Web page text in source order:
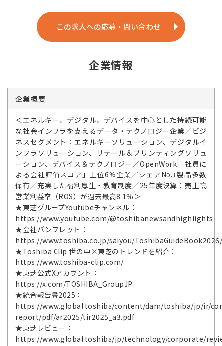
この求人への応募・問い合わせ
企業情報
企業概要
＜エネルギー、デジタル、デバイスを中心とした持続可能
な社会インフラを支えるデータ・テクノロジー企業／ビジ
ネスセグメント：エネルギーソリューション、デジタルイ
ンフラソリューション、リテール＆プリンティングソリュ
ーション、デバイス＆テクノロジー／OpenWork「社員に
よる会社評価スコア」上位6%企業／シェアNo.1製品多数
保有／充実した福利厚生・教育制度／25年度決算：売上高
営業利益率（ROS）が過去最高8.1%＞
★東芝グループYoutubeチャンネル：
https://www.youtube.com/@toshibanewsandhighlights
★会社パンフレット：
https://www.toshiba.co.jp/saiyou/
★Toshiba Clip 世の中×東芝のトレンドを紹介：
https://www.toshiba-clip.com/
★東芝公式Xアカウント：
https://x.com/TOSHIBA_GroupJP
★統合報告書2025：
https://www.global.toshiba/content/dam/toshiba/jp/ir/
report/pdf/ar2025/tir2025_a3.pdf
★東芝レビュー：
https://www.global.toshiba/jp/technology/corporate/